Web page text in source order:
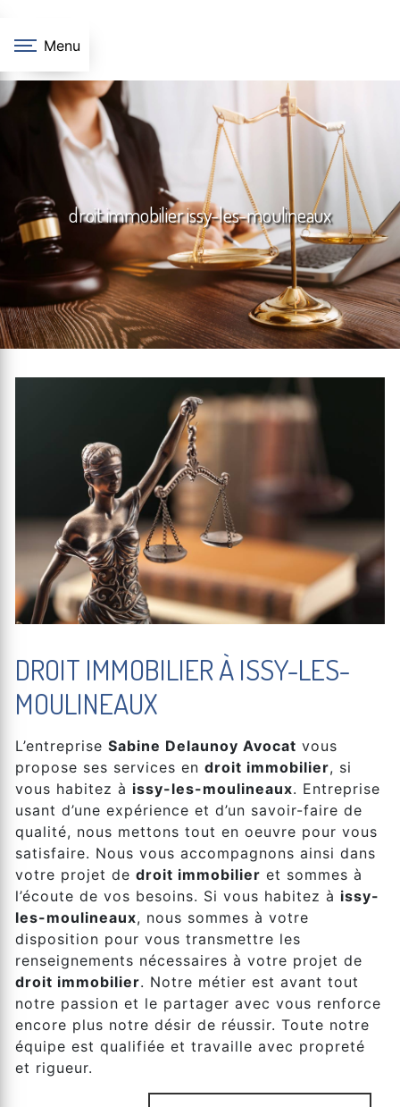
Menu
droit immobilier issy-les-moulineaux
DROIT IMMOBILIER À ISSY-LES-
MOULINEAUX
L’entreprise Sabine Delaunoy Avocat vous
propose ses services en droit immobilier, si
vous habitez à issy-les-moulineaux. Entreprise
usant d’une expérience et d’un savoir-faire de
qualité, nous mettons tout en oeuvre pour vous
satisfaire. Nous vous accompagnons ainsi dans
votre projet de droit immobilier et sommes à
l’écoute de vos besoins. Si vous habitez à issy-
les-moulineaux, nous sommes à votre
disposition pour vous transmettre les
renseignements nécessaires à votre projet de
droit immobilier. Notre métier est avant tout
notre passion et le partager avec vous renforce
encore plus notre désir de réussir. Toute notre
équipe est qualifiée et travaille avec propreté
et rigueur.